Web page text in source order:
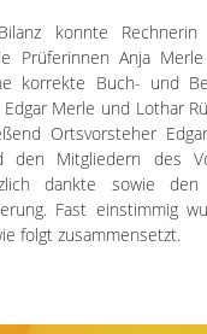
konnte Rechnerin
Prüferinnen Anja
korrekte Buch- und
Merle und Lothar
Ortsvorsteher
den Mitgliedern des
dankte sowie
Fast einstimmig
folgt zusammensetzt.